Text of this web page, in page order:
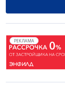
РЕКЛАМА